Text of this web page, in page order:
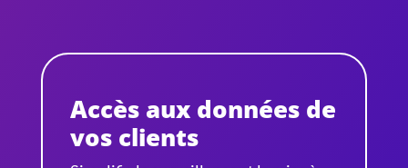
Accès aux données de
vos clients